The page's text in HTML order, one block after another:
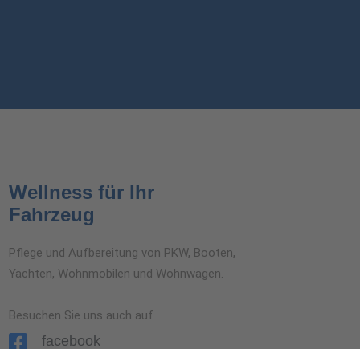
Wellness für Ihr
Fahrzeug
Pflege und Aufbereitung von PKW, Booten,
Yachten, Wohnmobilen und Wohnwagen.
Besuchen Sie uns auch auf
facebook